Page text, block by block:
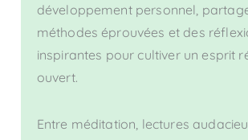
développement personnel,
méthodes éprouvées et des
inspirantes pour cultiver un esprit
ouvert.
Entre méditation, lectures